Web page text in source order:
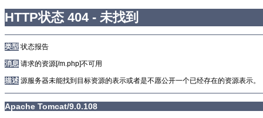
HTTP状态 404 - 未找到
类型 状态报告
消息 请求的资源[/m.php]不可用
描述 源服务器未能找到目标资源的表示或者是不愿公开一个已经存在的资源表示。
Apache Tomcat/9.0.108